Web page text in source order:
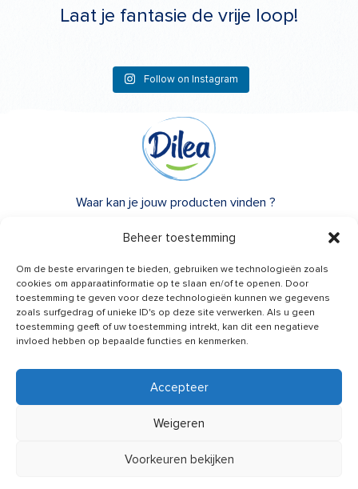
Beheer toestemming
Om de beste ervaringen te bieden, gebruiken we technologieën zoals
cookies om apparaatinformatie op te slaan en/of te openen. Door
toestemming te geven voor deze technologieën kunnen we gegevens
zoals surfgedrag of unieke ID's op deze site verwerken. Als u geen
toestemming geeft of uw toestemming intrekt, kan dit een negatieve
invloed hebben op bepaalde functies en kenmerken.
Accepteer
Weigeren
Voorkeuren bekijken
Laat je fantasie de vrije loop!
Follow on Instagram
Heb je advies nodig?
Een vraag?
Waar kan je jouw producten vinden ?
Over Dilea
FAQ
Nieuws van ons ontvangen